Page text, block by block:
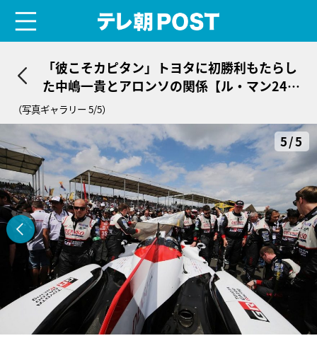
「彼こそカピタン」トヨタに初勝利もたらし
た中嶋一貴とアロンソの関係【ル・マン24時
間】
（写真ギャラリー 5/5）
5/5